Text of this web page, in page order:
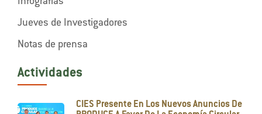
Jueves de Investigadores
Notas de prensa
Actividades
CIES Presente En Los Nuevos Anuncios De